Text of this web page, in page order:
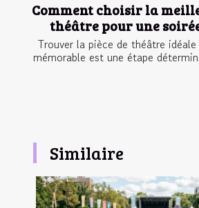
Comment choisir la
théâtre pour une
Trouver la pièce de théâtre
mémorable est une étape
Similaire